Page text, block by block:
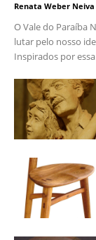
Renata Weber Neiva
O Vale do Paraíba
lutar pelo nosso
Inspirados por